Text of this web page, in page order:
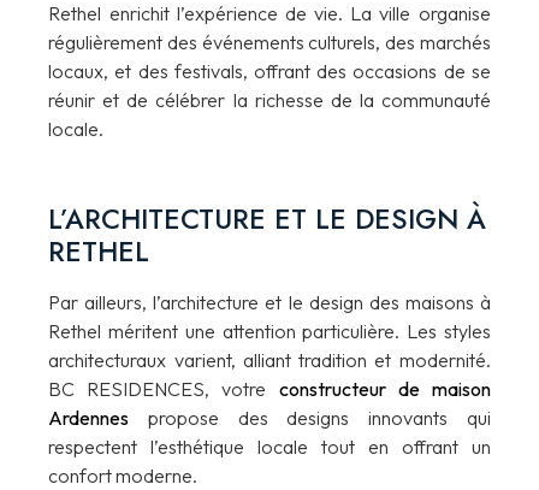
Rethel enrichit l’expérience de vie. La ville organise
régulièrement des événements culturels, des marchés
locaux, et des festivals, offrant des occasions de se
réunir et de célébrer la richesse de la communauté
locale.
L’ARCHITECTURE ET LE DESIGN À
RETHEL
Par ailleurs, l’architecture et le design des maisons à
Rethel méritent une attention particulière. Les styles
architecturaux varient, alliant tradition et modernité.
BC RESIDENCES, votre constructeur de maison
Ardennes propose des designs innovants qui
respectent l’esthétique locale tout en offrant un
confort moderne.